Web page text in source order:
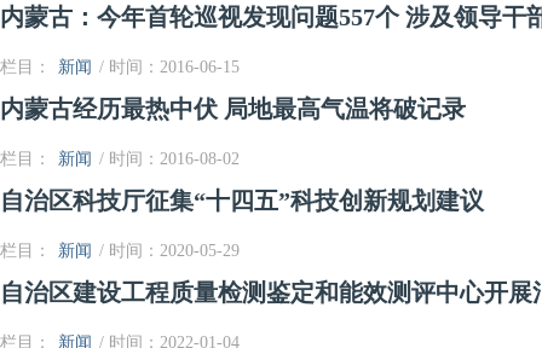
内蒙古：今年首轮巡视发现问题557个 涉及领导干
栏目： 新闻 / 时间：2016-06-15
内蒙古经历最热中伏 局地最高气温将破记录
栏目： 新闻 / 时间：2016-08-02
自治区科技厅征集“十四五”科技创新规划建议
栏目： 新闻 / 时间：2020-05-29
自治区建设工程质量检测鉴定和能效测评中心开展
栏目： 新闻 / 时间：2022-01-04